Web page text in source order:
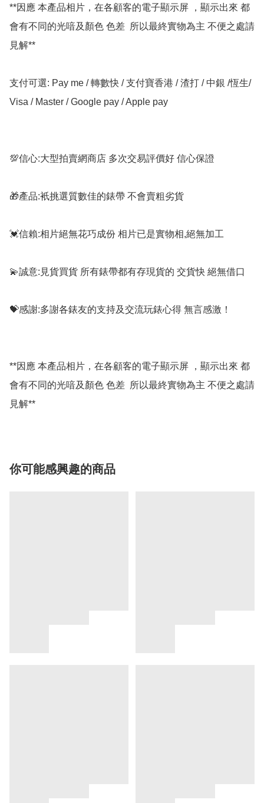
**因應 本產品相片，在各顧客的電子顯示屏 ，顯示出來 都
會有不同的光喑及顏色 色差  所以最終實物為主 不便之處請
見解**
支付可選: Pay me / 轉數快 / 支付寶香港 / 渣打 / 中銀 /恆生/
Visa / Master / Google pay / Apple pay
💯信心:大型拍賣網商店 多次交易評價好 信心保證
🎁產品:衹挑選質數佳的錶帶 不會賣粗劣貨
💓信賴:相片絕無花巧成份 相片已是實物相,絕無加工
💫誠意:見貨買貨 所有錶帶都有存現貨的 交貨快 絕無借口
💝感謝:多謝各錶友的支持及交流玩錶心得 無言感激！
**因應 本產品相片，在各顧客的電子顯示屏 ，顯示出來 都
會有不同的光喑及顏色 色差  所以最終實物為主 不便之處請
你可能感興趣的商品